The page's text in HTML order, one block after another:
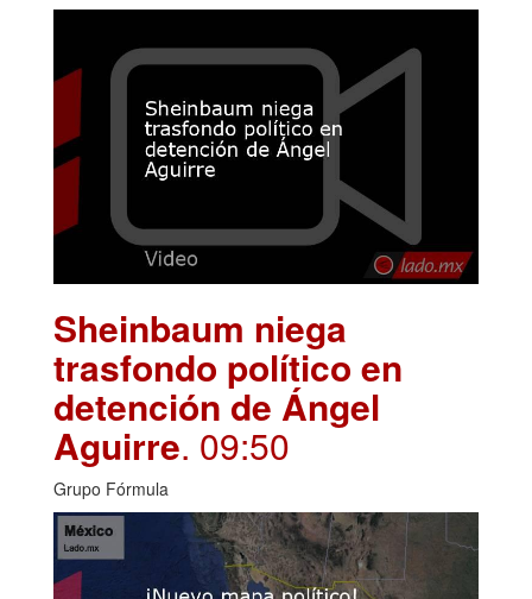
Sheinbaum niega
trasfondo político en
detención de Ángel
Aguirre. 09:50
Grupo Fórmula